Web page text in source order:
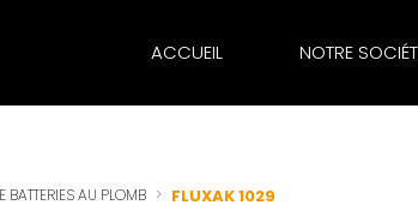
ACCUEIL NOTRE
AU PLOMB FLUXAK 1029